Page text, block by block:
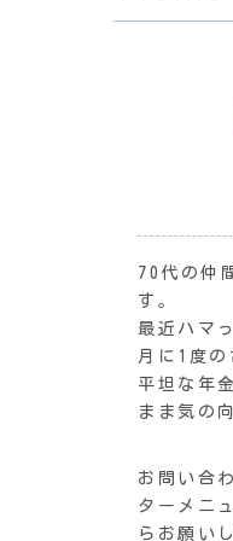
70代の仲
す。
最近ハマ
月に1度の
平坦な年
まま気の
お問い合
ターメニ
らお願い